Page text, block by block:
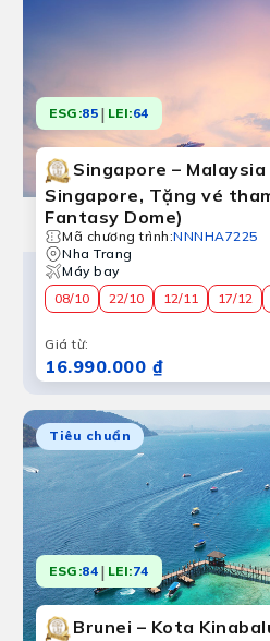
ESG:85 | LEI:64
Singapore –
Singapore, Tặng vé
Fantasy Dome)
Mã chương trình:NNNHA7225
Nha Trang
Máy bay
08/10
22/10 12/11 17/12
Giá từ:
16.990.000 ₫
Tiêu chuẩn
ESG:84 | LEI:74
Brunei – Kota